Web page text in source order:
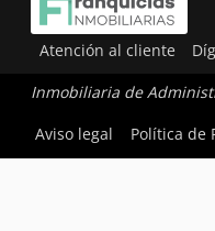
Atención al cliente
Inmobiliaria de
Aviso legal
Política de